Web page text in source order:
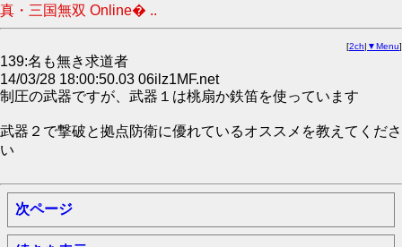
真・三国無双 Online� ..
[2ch| ▼Menu]
139:名も無き求道者
14/03/28 18:00:50.03 06ilz1MF.net
制圧の武器ですが、武器１は桃扇か鉄笛を使っています
武器２で撃破と拠点防衛に優れているオススメを教えてくださ
い
次ページ